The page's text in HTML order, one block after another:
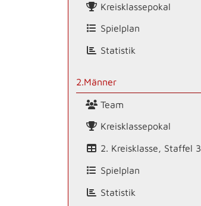
Kreisklassepokal
Spielplan
Statistik
2.Männer
Team
Kreisklassepokal
2. Kreisklasse, Staffel 3
Spielplan
Statistik